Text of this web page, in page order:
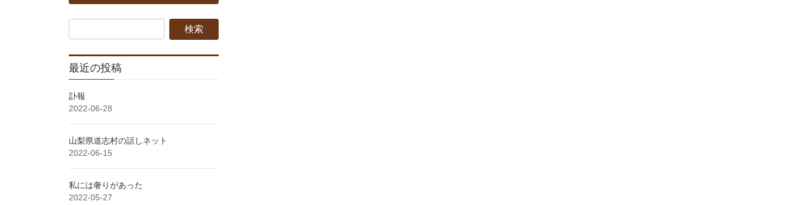
最近の投稿
訃報
2022-06-28
山梨県道志村の話しネット
2022-06-15
私には奢りがあった
2022-05-27